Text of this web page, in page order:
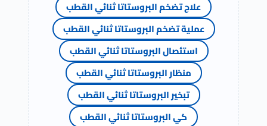
علاج تضخم البروستاتا ثنائي القطب
عملية تضخم البروستاتا ثنائي القطب
استئصال البروستاتا ثنائي القطب
منظار البروستاتا ثنائي القطب
تبخير البروستاتا ثنائي القطب
كي البروستاتا ثنائي القطب